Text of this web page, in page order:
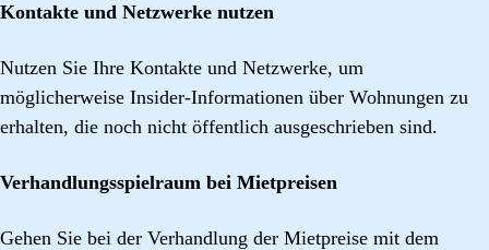
Kontakte und Netzwerke nutzen
Nutzen Sie Ihre Kontakte und Netzwerke, um
möglicherweise Insider-Informationen über Wohnungen zu
erhalten, die noch nicht öffentlich ausgeschrieben sind.
Verhandlungsspielraum bei Mietpreisen
Gehen Sie bei der Verhandlung der Mietpreise mit dem